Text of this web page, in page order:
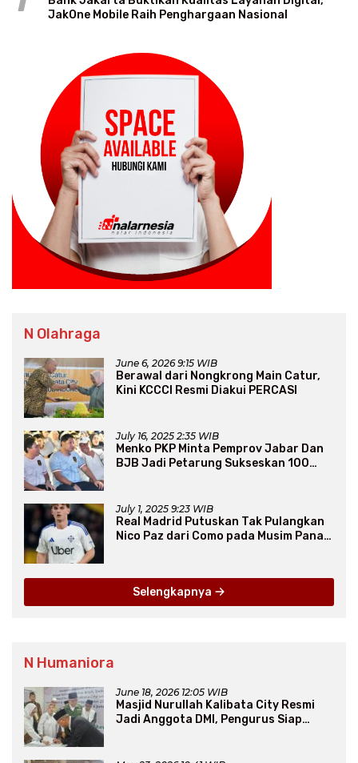
JakOne Mobile Raih Penghargaan Nasional
N Olahraga
June 6, 2026 9:15 WIB
Berawal dari Nongkrong Main Catur,
Kini KCCCI Resmi Diakui PERCASI
July 16, 2025 2:35 WIB
Menko PKP Minta Pemprov Jabar Dan
BJB Jadi Petarung Sukseskan 100
July 1, 2025 9:23 WIB
Real Madrid Putuskan Tak Pulangkan
Nico Paz dari Como pada Musim Panas
Selengkapnya
N Humaniora
June 18, 2026 12:05 WIB
Masjid Nurullah Kalibata City Resmi
Jadi Anggota DMI, Pengurus Siap